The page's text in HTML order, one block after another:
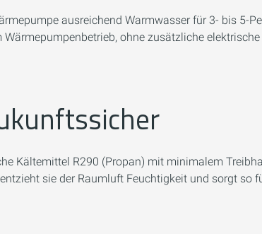
ausreichend Warmwasser für 3- bis 5-
Wärmepumpenbetrieb, ohne zusätzliche
Kältemittel R290 (Propan) mit minimalem
sie der Raumluft Feuchtigkeit und sorgt so